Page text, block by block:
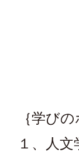
｛学び
１、人